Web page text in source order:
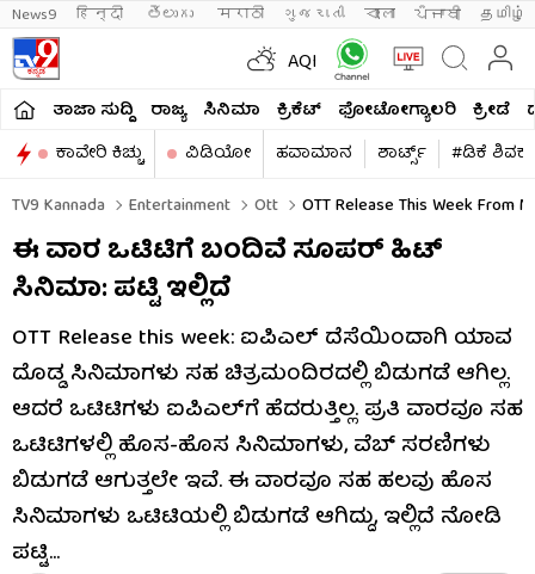
News9 हिन्दी తెలుగు मराठी ગુજરાતી বাংলা ਪੰਜਾਬੀ தமிழ்
AQI
ತಾಜಾ ಸುದ್ದಿ ರಾಜ್ಯ ಸಿನಿಮಾ ಕ್ರಿಕೆಟ್​ ಫೋಟೋಗ್ಯಾಲರಿ ಕ್ರೀಡೆ
ಕಾವೇರಿ ಕಿಚ್ಚು
ವಿಡಿಯೋ ಹವಾಮಾನ ಶಾರ್ಟ್ಸ್​
#ಡಿಕೆ
TV9 Kannada
Entertainment Ott OTT Release This Week From
ಈ ವಾರ ಒಟಿಟಿಗೆ ಬಂದಿವೆ ಸೂಪರ್ ಹಿಟ್
ಸಿನಿಮಾ: ಪಟ್ಟಿ ಇಲ್ಲಿದೆ
OTT Release this week: ಐಪಿಎಲ್ ದೆಸೆಯಿಂದಾಗಿ ಯಾವ
ದೊಡ್ಡ ಸಿನಿಮಾಗಳು ಸಹ ಚಿತ್ರಮಂದಿರದಲ್ಲಿ ಬಿಡುಗಡೆ ಆಗಿಲ್ಲ.
ಆದರೆ ಒಟಿಟಿಗಳು ಐಪಿಎಲ್​​ಗೆ ಹೆದರುತ್ತಿಲ್ಲ. ಪ್ರತಿ ವಾರವೂ ಸಹ
ಒಟಿಟಿಗಳಲ್ಲಿ ಹೊಸ-ಹೊಸ ಸಿನಿಮಾಗಳು, ವೆಬ್ ಸರಣಿಗಳು
ಬಿಡುಗಡೆ ಆಗುತ್ತಲೇ ಇವೆ. ಈ ವಾರವೂ ಸಹ ಹಲವು ಹೊಸ
ಸಿನಿಮಾಗಳು ಒಟಿಟಿಯಲ್ಲಿ ಬಿಡುಗಡೆ ಆಗಿದ್ದು, ಇಲ್ಲಿದೆ ನೋಡಿ
ಪಟ್ಟಿ...